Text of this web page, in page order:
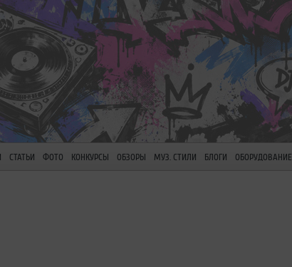
СТАТЬИ ФОТО КОНКУРСЫ ОБЗОРЫ МУЗ. СТИЛИ БЛОГИ ОБОРУДОВАНИЕ